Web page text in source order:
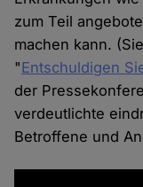
zum Teil
machen kann.
"Entschuldigen
der
verdeutlichte
Betroffene und